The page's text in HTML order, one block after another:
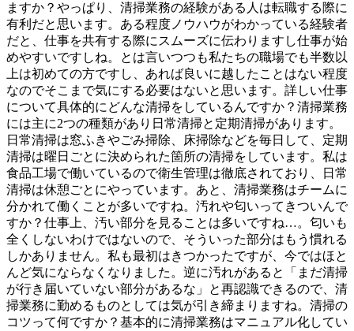
ますか？やっぱり、清掃業務の経験がある人は転職する際に
有利だと思います。ある程度ノウハウがわかっている経験者
だと、仕事を共有する際にスムーズに伝わりますし仕事が始
めやすいですしね。とは言いつつも私たちの職場でも半数以
上は初めての方ですし、あれば良いに越したことはない程度
なのでそこまで気にする必要はないと思います。詳しい仕事
について具体的にどんな清掃をしているんですか？清掃業務
には主に2つの種類があり日常清掃と定期清掃があります。
日常清掃は窓ふきやごみ掃除、床掃除などを毎日して、定期
清掃は曜日ごとに決められた箇所の清掃をしています。私は
食品工場で働いているので衛生管理は徹底されており、日常
清掃は休憩ごとにやっています。あと、清掃業務はチームに
分かれて働くことが多いですね。汚れや匂いってきついんで
すか？仕事上、汚い部分を見ることは多いですね…。匂いも
全くしないわけではないので、そういった部分はもう慣れる
しかありません。私も最初はきつかったですが、今ではほと
んど気にならなくなりました。逆に汚れがあると「まだ清掃
が行き届いていない部分があるな」と再認識できるので、清
掃業務に勤めるものとしては気が引き締まりますね。清掃の
コツって何ですか？基本的に清掃業務はマニュアル化してい